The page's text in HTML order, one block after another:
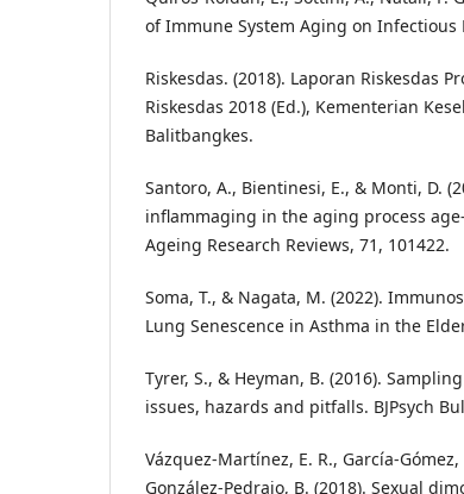
of Immune System Aging on Infectious
Riskesdas. (2018). Laporan Riskesdas
Riskesdas 2018 (Ed.), Kementerian
Balitbangkes.
Santoro, A., Bientinesi, E., & Monti, D.
inflammaging in the aging process
Ageing Research Reviews, 71, 101422.
Soma, T., & Nagata, M. (2022).
Lung Senescence in Asthma in the
Tyrer, S., & Heyman, B. (2016).
issues, hazards and pitfalls. BJPsych
Vázquez-Martínez, E. R., García-
González-Pedrajo, B. (2018). Sexual